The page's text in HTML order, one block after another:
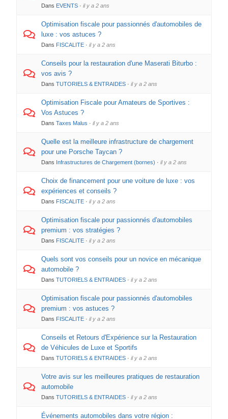
Dans EVENTS ·il y a 2 ans
Optimisation fiscale pour passionnés d'automobiles de
luxe : vos astuces ?
Dans FISCALITE ·il y a 2 ans
Conseils pour la restauration d'une Maserati Biturbo :
vos avis ?
DansTUTORIELS & ENTRAIDES ·il y a 2 ans
Optimisation Fiscale pour Amateurs de Sportives :
Vos Astuces ?
DansTaxes Malus ·il y a 2 ans
Quelle est la meilleure infrastructure de chargement
pour une Porsche Taycan ?
Dans Infrastructures de Chargement (bornes) ·il y a 2 ans
Choix de financement pour une voiture de luxe : vos
expériences et conseils ?
Dans FISCALITE ·il y a 2 ans
Optimisation fiscale pour passionnés d'automobiles
premium : vos stratégies ?
Dans FISCALITE ·il y a 2 ans
Quels sont vos conseils pour un novice en mécanique
automobile ?
DansTUTORIELS & ENTRAIDES ·il y a 2 ans
Optimisation fiscale pour passionnés d'automobiles
premium : vos astuces ?
Dans FISCALITE ·il y a 2 ans
Conseils et Retours d'Expérience sur la Restauration
de Véhicules de Luxe et Sportifs
DansTUTORIELS & ENTRAIDES ·il y a 2 ans
Votre avis sur les meilleures pratiques de restauration
automobile
DansTUTORIELS & ENTRAIDES ·il y a 2 ans
Événements automobiles dans votre région :